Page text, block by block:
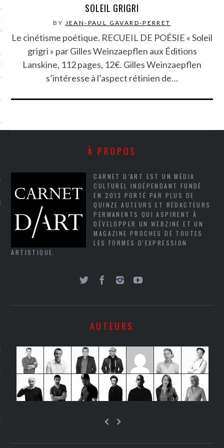
EN VOD
CARAVELLE
PODCAST
SOLEIL GRIGRI
BY JEAN-PAUL GAVARD-PERRET
Le cinétisme poétique. RECUEIL DE POÉSIE « Soleil
grigri » par Gilles Weinzaepflen aux Éditions
Lanskine, 112 pages, 12€. Gilles Weinzaepflen
s’intéresse à l’aspect rétinien de…
À PROPOS
CARNET D’ART EST UN MÉDIA
CULTUREL INDÉPENDANT FONDÉ
EN 2013 PORTÉ PAR PLUS DE
QUINZE AUTEURS ET RÉDACTEURS
PERMANENTS QUI ASPIRENT À
DÉVELOPPER UN WEBZINE ET UN
MAGAZINE PROCHES DE TOUTES
LES FORMES D'EXPRESSION
ARTISTIQUE.
AUTEURS